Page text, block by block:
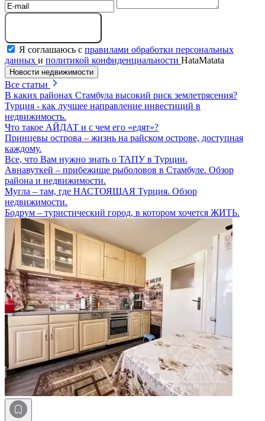
Я соглашаюсь с правилами обработки персональных
данных и политикой конфиденциальности HataMatata
Новости недвижимости
Все статьи
В каких районах Стамбула высокий риск землетрясения?
Турция - как лучшее направление инвестиций в
недвижимость.
Что такое АЙДАТ и с чем его «едят»?
Принцевы острова – жизнь на райском острове, доступная
каждому.
Все, что Вам нужно знать о ТАПУ в Турции.
Авнавуткей – прибежище рыболовов в Стамбуле. Обзор
района и недвижимости.
Мугла – там, где НАСТОЯЩАЯ Турция. Обзор
недвижимости.
Бодрум – туристический город, в котором хочется ЖИТЬ.